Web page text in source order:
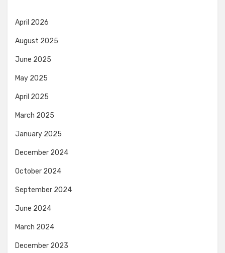
April 2026
August 2025
June 2025
May 2025
April 2025
March 2025
January 2025
December 2024
October 2024
September 2024
June 2024
March 2024
December 2023